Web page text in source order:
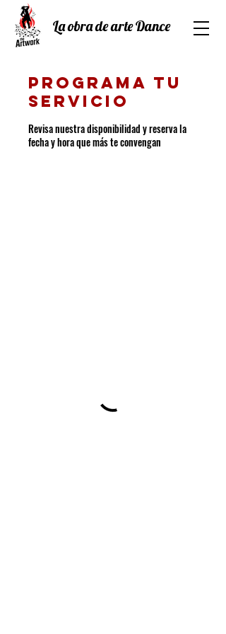
La obra de arte Dance
Programa tu
servicio
Revisa nuestra disponibilidad y reserva la
fecha y hora que más te convengan